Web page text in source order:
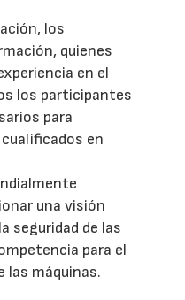
los
quienes
en el
los participantes
para
en
una visión
seguridad de las
para el
las máquinas.